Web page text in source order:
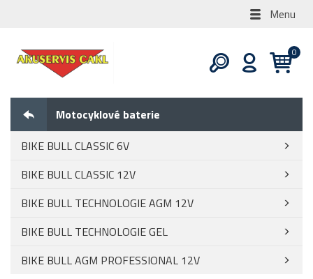
Menu
Motocyklové baterie
BIKE BULL CLASSIC 6V
BIKE BULL CLASSIC 12V
BIKE BULL TECHNOLOGIE AGM 12V
BIKE BULL TECHNOLOGIE GEL
BIKE BULL AGM PROFESSIONAL 12V